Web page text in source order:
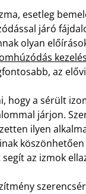
esetleg
járó
olyan
az
hogy a sérült
járjon.
ilyen
az izmok